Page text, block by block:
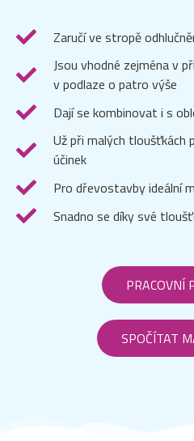
Zaručí ve stropě
Jsou vhodné zejména v
v podlaze o patro výše
Dají se kombinovat i s
Už při malých tloušťkách
účinek
Pro dřevostavby ideální
Snadno se díky své
PRACOVNÍ
SPOČÍTAT